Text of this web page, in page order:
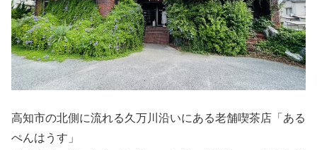
高知市の北側に流れる久万川沿いにある老舗喫茶店「ある
ぺんはうす」